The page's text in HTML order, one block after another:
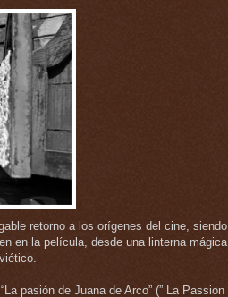
retorno a los orígenes del cine, siendo
en la película, desde una linterna mágica
pasión de Juana de Arco” (” La Passion